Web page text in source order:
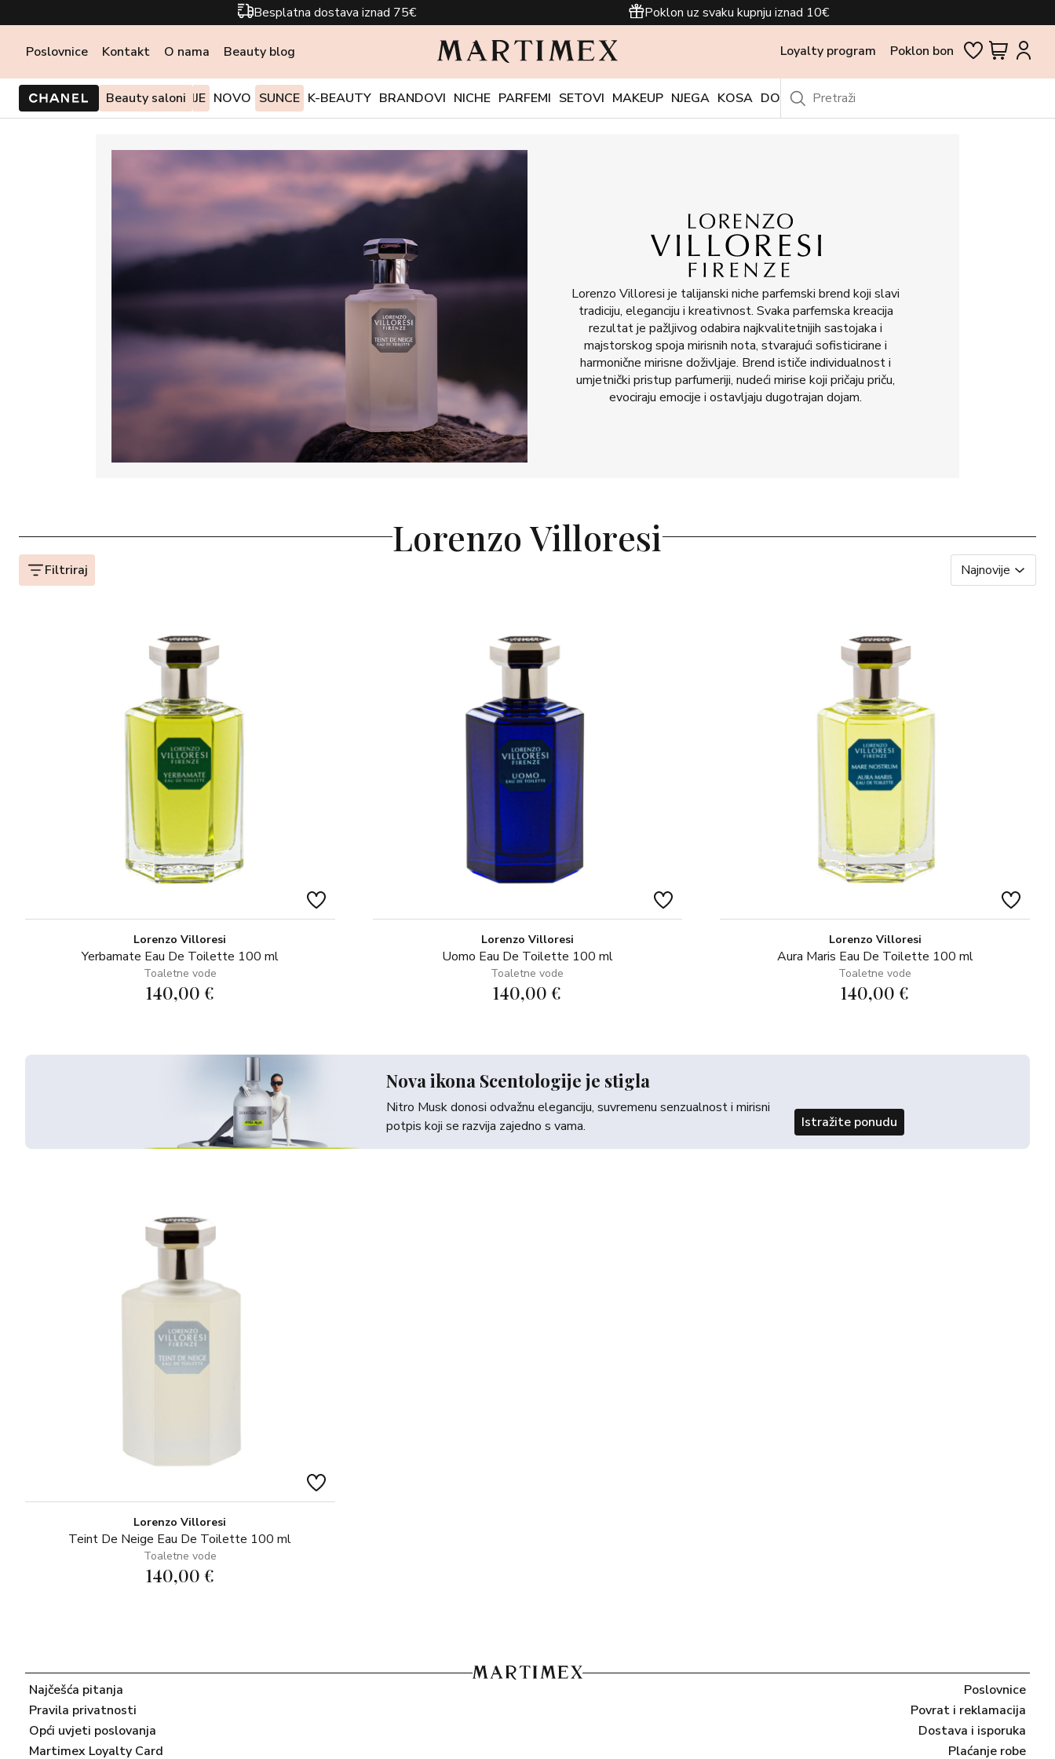
Besplatna dostava iznad 75€ Poklon uz svaku kupnju iznad 10€
Poslovnice Kontakt O nama Beauty blog Loyalty program Poklon bon
Beauty saloni
PONUDE I AKCIJE NOVO SUNCE K-BEAUTY BRANDOVI NICHE PARFEMI SETOVI MAKEUP NJEGA KOSA DODACI OUTLET
Lorenzo Villoresi je talijanski niche parfemski brend koji slavi
tradiciju, eleganciju i kreativnost. Svaka parfemska kreacija
rezultat je pažljivog odabira najkvalitetnijih sastojaka i
majstorskog spoja mirisnih nota, stvarajući sofisticirane i
harmonične mirisne doživljaje. Brend ističe individualnost i
umjetnički pristup parfumeriji, nudeći mirise koji pričaju priču,
evociraju emocije i ostavljaju dugotrajan dojam.
Lorenzo Villoresi
Filtriraj Najnovije
Lorenzo Villoresi
Yerbamate Eau De Toilette 100 ml
Toaletne vode
140,00 €
Lorenzo Villoresi
Uomo Eau De Toilette 100 ml
Toaletne vode
140,00 €
Nova ikona Scentologije je stigla
Nitro Musk donosi odvažnu eleganciju, suvremenu senzualnost i mirisni
potpis koji se razvija zajedno s vama.
Istražite ponudu
Lorenzo Villoresi
Aura Maris Eau De Toilette 100 ml
Toaletne vode
140,00 €
Lorenzo Villoresi
Teint De Neige Eau De Toilette 100 ml
Toaletne vode
140,00 €
Najčešća pitanja
Pravila privatnosti
Opći uvjeti poslovanja
Martimex Loyalty Card
Poslovnice
Povrat i reklamacija
Dostava i isporuka
Plaćanje robe